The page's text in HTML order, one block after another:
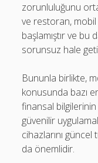
zorunluluğunu
ve restoran,
başlamıştır ve bu
sorunsuz hale
Bununla birlikte,
konusunda bazı
finansal bilgilerinin
güvenilir
cihazlarını
da önemlidir.